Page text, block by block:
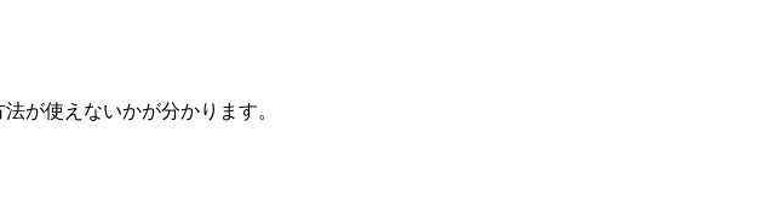
が使えないかが分かります。